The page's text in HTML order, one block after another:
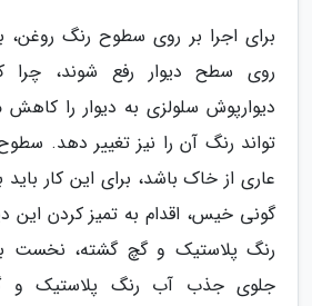
برای اجرا بر روی سطوح رنگ روغن،
روی سطح دیوار رفع شوند، چرا
دیوارپوش سلولزی به دیوار را
تواند رنگ آن را نیز تغییر دهد.
عاری از خاک باشد، برای این کار باید
گونی خیس، اقدام به تمیز کردن این
رنگ پلاستیک و گچ گشته، نخست
جلوی جذب آب رنگ پلاستیک و